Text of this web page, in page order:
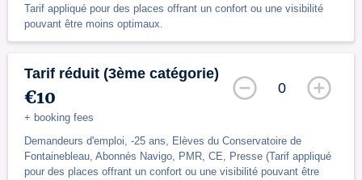
Tarif appliqué pour des places offrant un confort ou une visibilité
pouvant être moins optimaux.
Tarif réduit (3ème catégorie)
€10
+ booking fees
Demandeurs d'emploi, -25 ans, Elèves du Conservatoire de
Fontainebleau, Abonnés Navigo, PMR, CE, Presse (Tarif appliqué
pour des places offrant un confort ou une visibilité pouvant être
0